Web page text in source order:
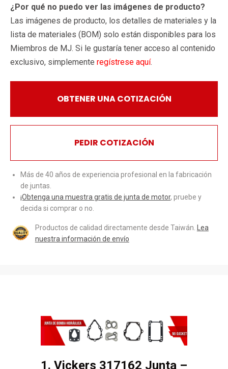
¿Por qué no puedo ver las imágenes de producto?
Las imágenes de producto, los detalles de materiales y la
lista de materiales (BOM) solo están disponibles para los
Miembros de MJ. Si le gustaría tener acceso al contenido
exclusivo, simplemente regístrese aquí.
OBTENER UNA COTIZACIÓN
PEDIR COTIZACIÓN
Más de 40 años de experiencia profesional en la fabricación
de juntas.
¡Obtenga una muestra gratis de junta de motor, pruebe y
decida si comprar o no.
Productos de calidad directamente desde Taiwán.
Lea
nuestra información de envío
1. Vickers 317162 Junta –